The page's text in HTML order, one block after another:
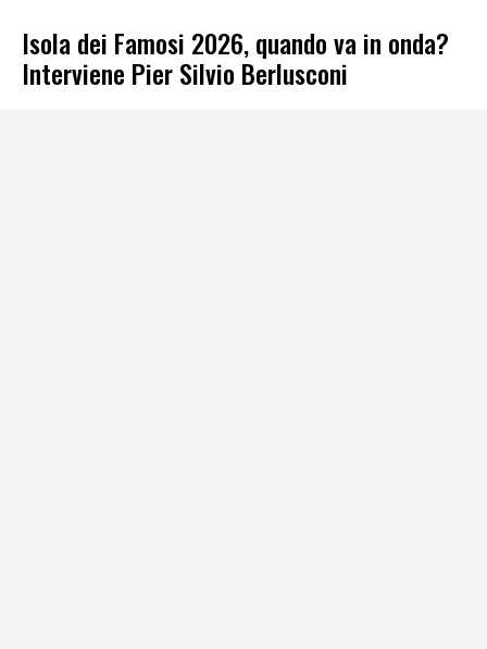
Isola dei Famosi 2026, quando va in onda?
Interviene Pier Silvio Berlusconi